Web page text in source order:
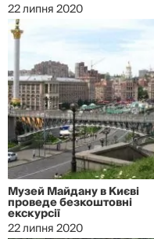
22 липня 2020
Музей Майдану в Києві
проведе безкоштовні
екскурсії
22 липня 2020